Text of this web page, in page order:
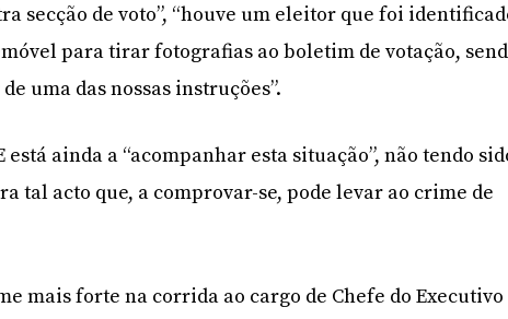
secção de voto”, “houve um eleitor que foi
para tirar fotografias ao boletim de votação,
uma das nossas instruções”.
está ainda a “acompanhar esta situação”, não tendo
tal acto que, a comprovar-se, pode levar ao crime de
mais forte na corrida ao cargo de Chefe do Executivo